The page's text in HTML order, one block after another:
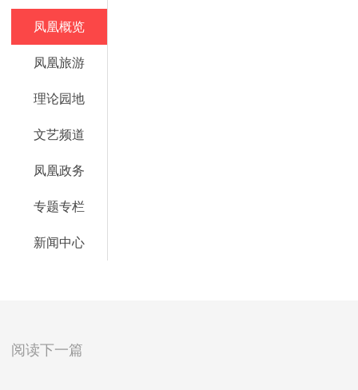
凤凰概览
凤凰旅游
理论园地
文艺频道
凤凰政务
专题专栏
新闻中心
阅读下一篇